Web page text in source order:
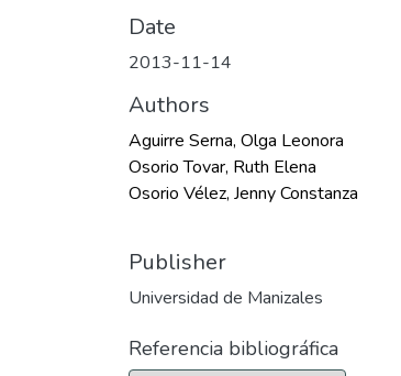
Date
2013-11-14
Authors
Aguirre Serna, Olga Leonora
Osorio Tovar, Ruth Elena
Osorio Vélez, Jenny Constanza
Publisher
Universidad de Manizales
Referencia bibliográfica